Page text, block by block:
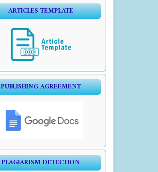
ARTICLES TEMPLATE
PUBLISHING AGREEMENT
PLAGIARISM DETECTION